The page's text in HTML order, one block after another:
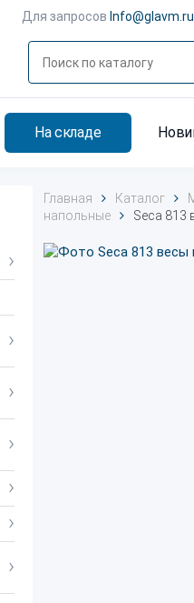
Для запросов Info@glavm.ru
На складе
Главная Каталог
напольные
Seca 813